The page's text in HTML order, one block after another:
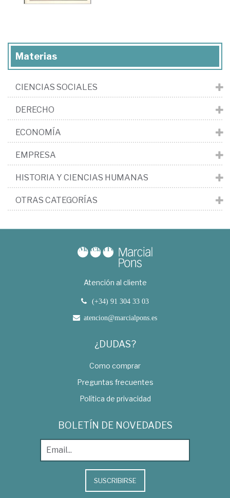
Materias
CIENCIAS SOCIALES
DERECHO
ECONOMÍA
EMPRESA
HISTORIA Y CIENCIAS HUMANAS
OTRAS CATEGORÍAS
Atención al cliente
(+34) 91 304 33 03
atencion@marcialpons.es
¿DUDAS?
Como comprar
Preguntas frecuentes
Política de privacidad
BOLETÍN DE NOVEDADES
SUSCRIBIRSE